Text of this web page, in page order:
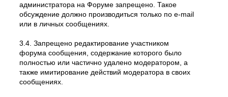
администратора на Форуме запрещено. Такое
обсуждение должно производиться только по e-mail
или в личных сообщениях.
3.4. Запрещено редактирование участником
форума сообщения, содержание которого было
полностью или частично удалено модератором, а
также имитирование действий модератора в своих
сообщениях.